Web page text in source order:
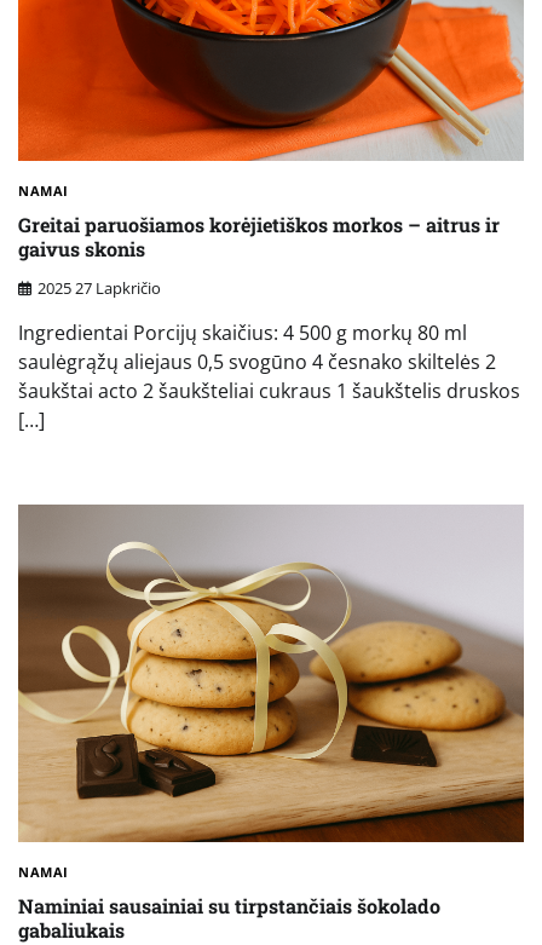
NAMAI
Greitai paruošiamos korėjietiškos morkos – aitrus ir
gaivus skonis
2025 27 Lapkričio
Ingredientai Porcijų skaičius: 4 500 g morkų 80 ml
saulėgrąžų aliejaus 0,5 svogūno 4 česnako skiltelės 2
šaukštai acto 2 šaukšteliai cukraus 1 šaukštelis druskos
[…]
NAMAI
Naminiai sausainiai su tirpstančiais šokolado
gabaliukais